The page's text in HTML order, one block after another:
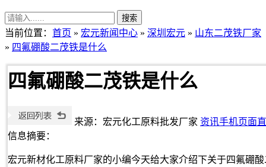
当前位置： 首页 » 宏元新闻中心 » 深圳宏元 » 山东二茂铁厂家
» 四氟硼酸二茂铁是什么
四氟硼酸二茂铁是什么
来源：宏元化工原料批发厂家 资讯手机页面
信息摘要：
宏元新材化工原料厂家的小编今天给大家介绍下关于四氟硼